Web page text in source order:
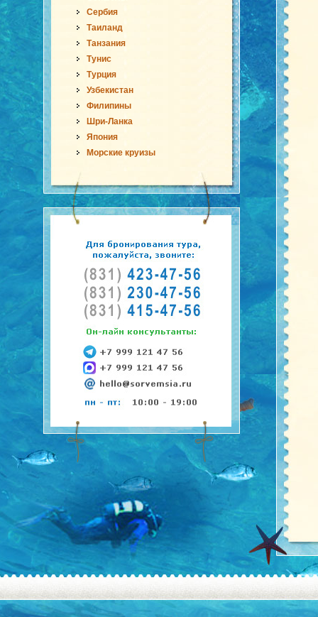
Сербия
Таиланд
Танзания
Тунис
Турция
Узбекистан
Филипины
Шри-Ланка
Япония
Морские круизы